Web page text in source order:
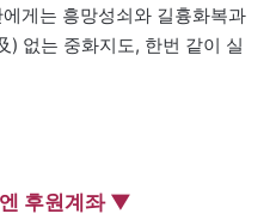
게는 흥망성쇠와 길흉화복과
) 없는 중화지도, 한번 같이 실
후원계좌 ▼